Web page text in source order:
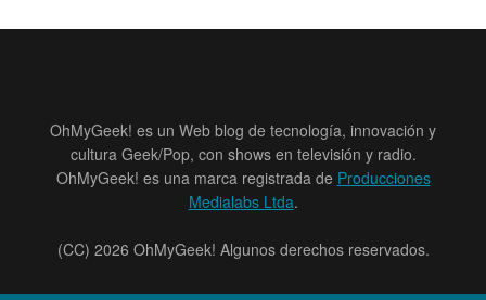
OhMyGeek! es un Web blog de tecnología, innovación y
cultura Geek/Pop, con shows en televisión y radio.
OhMyGeek! es una marca registrada de Producciones
Medialabs Ltda.
(CC) 2026 OhMyGeek! Algunos derechos reservados.